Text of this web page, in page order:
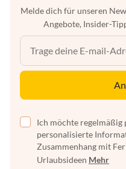
Melde dich für unseren
Angebote, Insider-
Ich möchte regelmäßig
personalisierte
Zusammenhang mit
Urlaubsideen Mehr